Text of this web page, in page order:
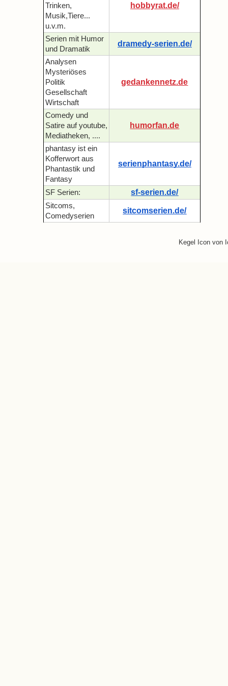
Trinken,
Musik,Tiere...
u.v.m.
hobbyrat.de/
Serien mit Humor
und Dramatik
dramedy-serien.de/
Analysen
Mysteriöses
Politik
Gesellschaft
Wirtschaft
gedankennetz.de
Comedy und
Satire auf youtube,
Mediatheken, ....
humorfan.de
phantasy ist ein
Kofferwort aus
Phantastik und
Fantasy
serienphantasy.de/
SF Serien: sf-serien.de/
Sitcoms,
Comedyserien
sitcomserien.de/
Kegel Icon von